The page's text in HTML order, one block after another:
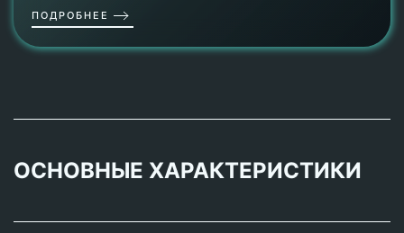
ПОДРОБНЕЕ
ОСНОВНЫЕ ХАРАКТЕРИСТИКИ